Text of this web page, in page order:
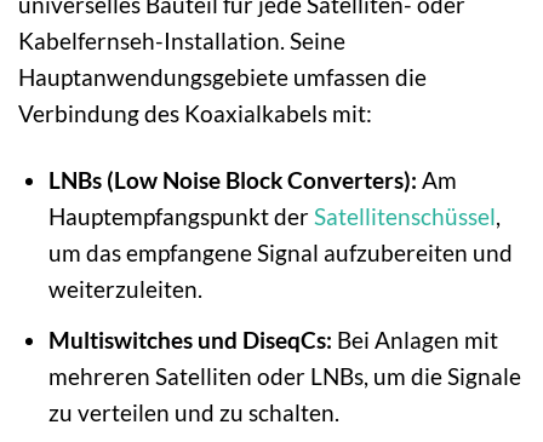
Kabelfernseh-Installation. Seine
Hauptanwendungsgebiete umfassen die
Verbindung des Koaxialkabels mit:
LNBs (Low Noise Block Converters): Am
Hauptempfangspunkt derSatellitenschüssel,
um das empfangene Signal aufzubereiten und
weiterzuleiten.
Multiswitches und DiseqCs: Bei Anlagen mit
mehreren Satelliten oder LNBs, um die Signale
zu verteilen und zu schalten.